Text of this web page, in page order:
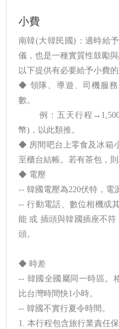
小費
南韓(大韓民國)：適時給
儀，也是一種實質性鼓勵與
以下提供有必要給予小費
◆ 領隊、導遊、司機服務
數。
例：五天行程→1,500
幣)，以此類推。
◆ 房間吧台上零食及冰箱
至櫃台結帳。若有茶包，則
◆ 電壓
-- 韓國電壓為220伏特，電
-- 行動電話、數位相機或
能 或 插頭與韓國插座不
頭。
◆ 時差
-- 韓國全國屬同一時區。
比台灣時間快1小時。
-- 韓國不實行夏令時間。
1. 本行程包含旅行業責任